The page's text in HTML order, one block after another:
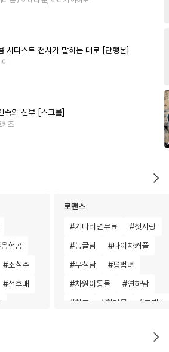
사디스트 천사가 말하는 대로 [단행본]
족의 신부 [스크롤]
카즈
음험공
#소심수
#선후배
로맨스
#기다리면무료 #첫사랑
#능글남 #나이차커플
#무심남 #평범녀
#차원이동물 #연하남
#친구 #힐링물 #로맨스
짝사랑